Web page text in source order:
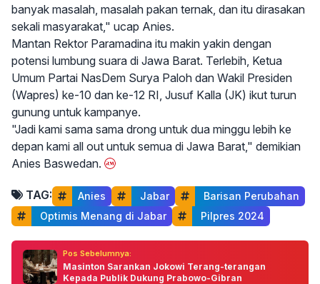
banyak masalah, masalah pakan ternak, dan itu dirasakan
sekali masyarakat," ucap Anies.
Mantan Rektor Paramadina itu makin yakin dengan
potensi lumbung suara di Jawa Barat. Terlebih, Ketua
Umum Partai NasDem Surya Paloh dan Wakil Presiden
(Wapres) ke-10 dan ke-12 RI, Jusuf Kalla (JK) ikut turun
gunung untuk kampanye.
"Jadi kami sama sama drong untuk dua minggu lebih ke
depan kami all out untuk semua di Jawa Barat," demikian
Anies Baswedan.
TAG: Anies Jabar
Barisan Perubahan
Optimis Menang di Jabar
Pilpres 2024
Pos Sebelumnya:
Masinton Sarankan Jokowi Terang-terangan
Kepada Publik Dukung Prabowo-Gibran